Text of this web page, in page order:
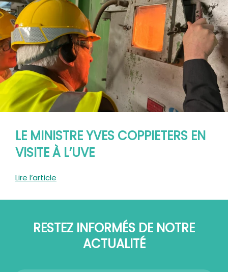
LE MINISTRE YVES COPPIETERS EN
VISITE À L’UVE
Lire l’article
RESTEZ INFORMÉS DE NOTRE
ACTUALITÉ